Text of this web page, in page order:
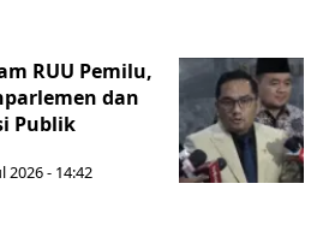
RUU Pemilu,
dan
Publik
2026 - 14:42